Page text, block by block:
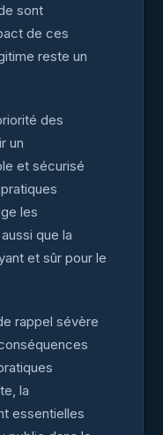
sont
de ces
reste un
des
un
et sécurisé
les
que la
et sûr pour le
rappel sévère
la
essentielles